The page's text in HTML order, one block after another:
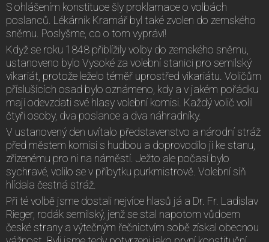
S ohlášením konstituce šly proklamace o volbách
poslanců. Lékárník Kramář byl také zvolen do zemského
sněmu. Poslyšme, co o tom vypráví!
Když se roku 1848 přiblížily volby do zemského sněmu,
ustanoveno bylo Vysoké za volební stanici pro semilský
vikariát, protože leželo téměř uprostřed vikariátu. Voličům
příslušících osad bylo oznámeno, kdy a v jakém pořádku
mají odevzdati své hlasy volební komisi. Každý volič volil
čtyři osoby, dva poslance a dva náhradníky.
V ustanovený den uvítalo představenstvo a národní stráž
před městem komisi s hudbou a doprovodilo ji ke stanu,
zřízenému pro ni na náměstí. Ježto ale počasí bylo
sychravé, volilo se v příbytku purkmistrově. Volební síň
hlídala čestná stráž.
Při té volbě jsme dostali nejvíce hlasů já a Dr. Fr. Ladislav
Rieger, rodák semilský, jenž se stal napotom vůdcem
české strany a výtečným řečnictvím sobě získal obecnou